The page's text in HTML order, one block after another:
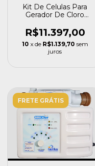
Kit De Celulas Para
Gerador De Cloro
Al
R$11.397,00
10 x de R$1.139,70 sem
juros
FRETE GRÁTIS